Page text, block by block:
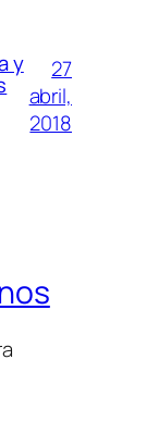
y
27
abril,
2018